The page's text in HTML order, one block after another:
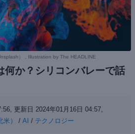
） , Illustration by The HEADLINE
何か？シリコンバレーで話
更新日 2024年01月16日 04:57,
） / AI / テクノロジー